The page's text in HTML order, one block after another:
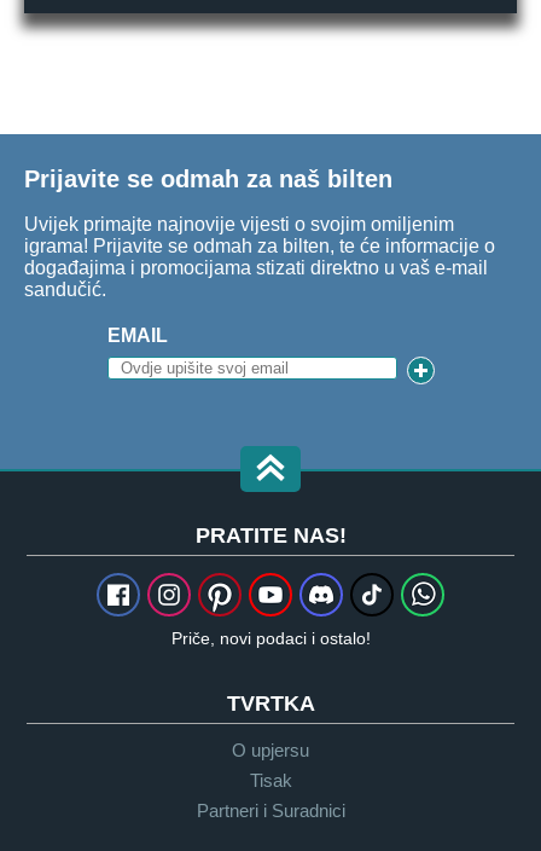
Prijavite se odmah za naš bilten
Uvijek primajte najnovije vijesti o svojim omiljenim
igrama! Prijavite se odmah za bilten, te će informacije o
događajima i promocijama stizati direktno u vaš e-mail
sandučić.
EMAIL
PRATITE NAS!
Priče, novi podaci i ostalo!
TVRTKA
O upjersu
Tisak
Partneri i Suradnici